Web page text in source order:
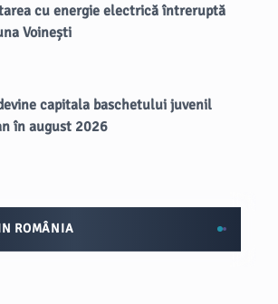
cu energie electrică întreruptă
Voinești
capitala baschetului juvenil
în august 2026
ROMÂNIA